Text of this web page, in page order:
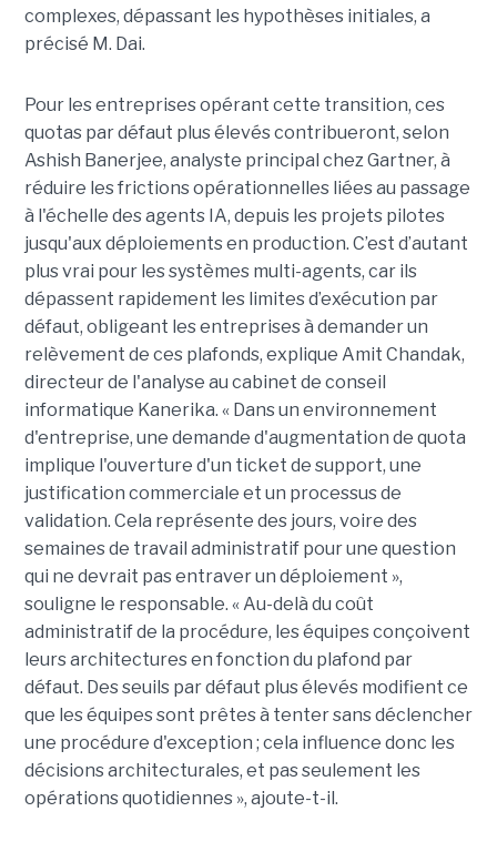
complexes, dépassant les hypothèses initiales, a
précisé M. Dai.
Pour les entreprises opérant cette transition, ces
quotas par défaut plus élevés contribueront, selon
Ashish Banerjee, analyste principal chez Gartner, à
réduire les frictions opérationnelles liées au passage
à l'échelle des agents IA, depuis les projets pilotes
jusqu'aux déploiements en production. C’est d’autant
plus vrai pour les systèmes multi-agents, car ils
dépassent rapidement les limites d’exécution par
défaut, obligeant les entreprises à demander un
relèvement de ces plafonds, explique Amit Chandak,
directeur de l'analyse au cabinet de conseil
informatique Kanerika. « Dans un environnement
d'entreprise, une demande d'augmentation de quota
implique l'ouverture d'un ticket de support, une
justification commerciale et un processus de
validation. Cela représente des jours, voire des
semaines de travail administratif pour une question
qui ne devrait pas entraver un déploiement »,
souligne le responsable. « Au-delà du coût
administratif de la procédure, les équipes conçoivent
leurs architectures en fonction du plafond par
défaut. Des seuils par défaut plus élevés modifient ce
que les équipes sont prêtes à tenter sans déclencher
une procédure d'exception ; cela influence donc les
décisions architecturales, et pas seulement les
opérations quotidiennes », ajoute-t-il.